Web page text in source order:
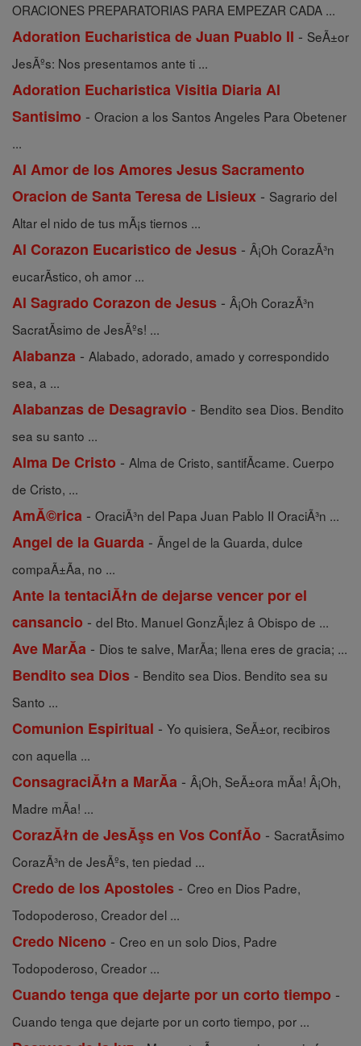
ORACIONES PREPARATORIAS PARA EMPEZAR CADA ...
Adoration Eucharistica de Juan Puablo II - SeÃ±or
JesÃºs: Nos presentamos ante ti ...
Adoration Eucharistica Visitia Diaria Al
Santisimo - Oracion a los Santos Angeles Para Obetener
...
Al Amor de los Amores Jesus Sacramento
Oracion de Santa Teresa de Lisieux - Sagrario del
Altar el nido de tus mÃ¡s tiernos ...
Al Corazon Eucaristico de Jesus - Â¡Oh CorazÃ³n
eucarÃ­stico, oh amor ...
Al Sagrado Corazon de Jesus - Â¡Oh CorazÃ³n
SacratÃ­simo de JesÃºs! ...
Alabanza - Alabado, adorado, amado y correspondido
sea, a ...
Alabanzas de Desagravio - Bendito sea Dios. Bendito
sea su santo ...
Alma De Cristo - Alma de Cristo, santifÃ­came. Cuerpo
de Cristo, ...
AmĂ©rica - OraciÃ³n del Papa Juan Pablo II OraciÃ³n ...
Angel de la Guarda - Ãngel de la Guarda, dulce
compaÃ±Ã­a, no ...
Ante la tentaciĂłn de dejarse vencer por el
cansancio - del Bto. Manuel GonzÃ¡lez â Obispo de ...
Ave MarĂ­a - Dios te salve, MarÃ­a; llena eres de gracia; ...
Bendito sea Dios - Bendito sea Dios. Bendito sea su
Santo ...
Comunion Espiritual - Yo quisiera, SeÃ±or, recibiros
con aquella ...
ConsagraciĂłn a MarĂ­a - Â¡Oh, SeÃ±ora mÃ­a! Â¡Oh,
Madre mÃ­a! ...
CorazĂłn de JesĂşs en Vos ConfĂ­o - SacratÃ­simo
CorazÃ³n de JesÃºs, ten piedad ...
Credo de los Apostoles - Creo en Dios Padre,
Todopoderoso, Creador del ...
Credo Niceno - Creo en un solo Dios, Padre
Todopoderoso, Creador ...
Cuando tenga que dejarte por un corto tiempo -
Cuando tenga que dejarte por un corto tiempo, por ...